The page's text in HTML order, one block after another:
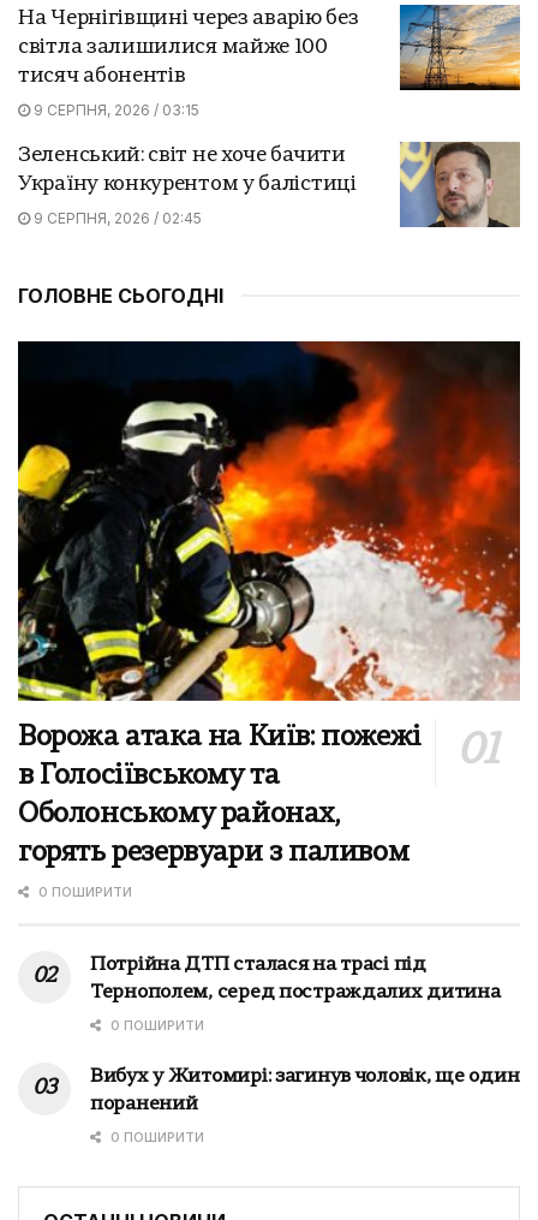
На Чернігівщині через аварію без
світла залишилися майже 100
тисяч абонентів
9 СЕРПНЯ, 2026 / 03:15
Зеленський: світ не хоче бачити
Україну конкурентом у балістиці
9 СЕРПНЯ, 2026 / 02:45
ГОЛОВНЕ СЬОГОДНІ
Ворожа атака на Київ: пожежі
в Голосіївському та
Оболонському районах,
горять резервуари з паливом
0 ПОШИРИТИ
Потрійна ДТП сталася на трасі під
Тернополем, серед постраждалих дитина
0 ПОШИРИТИ
Вибух у Житомирі: загинув чоловік, ще один
поранений
0 ПОШИРИТИ